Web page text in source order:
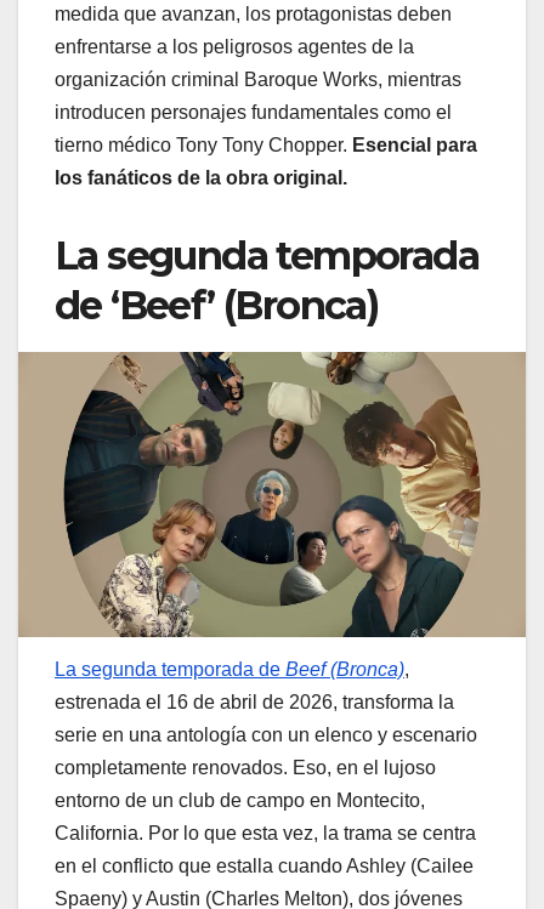
medida que avanzan, los protagonistas deben
enfrentarse a los peligrosos agentes de la
organización criminal Baroque Works, mientras
introducen personajes fundamentales como el
tierno médico Tony Tony Chopper. Esencial para
los fanáticos de la obra original.
La segunda temporada
de ‘Beef’ (Bronca)
La segunda temporada de Beef (Bronca),
estrenada el 16 de abril de 2026, transforma la
serie en una antología con un elenco y escenario
completamente renovados. Eso, en el lujoso
entorno de un club de campo en Montecito,
California. Por lo que esta vez, la trama se centra
en el conflicto que estalla cuando Ashley (Cailee
Spaeny) y Austin (Charles Melton), dos jóvenes